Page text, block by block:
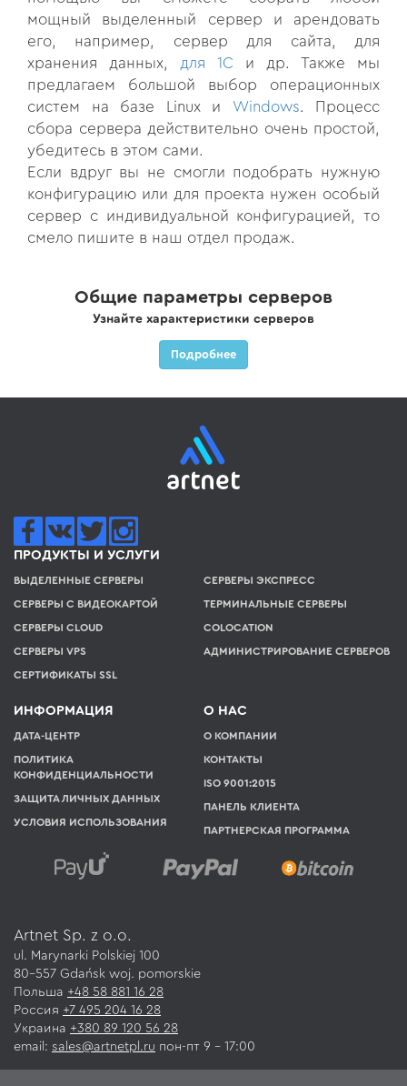
мощный выделенный сервер и арендовать
его, например, сервер для сайта, для
хранения данных,
для 1С и др. Также мы
предлагаем большой выбор операционных
систем на базе Linux и Windows. Процесс
сбора сервера действительно очень простой,
убедитесь в этом сами.
Если вдруг вы не смогли подобрать нужную
конфигурацию или для проекта нужен особый
сервер с индивидуальной конфигурацией, то
смело пишите в наш отдел продаж.
Общие параметры серверов
Узнайте характеристики серверов
Подробнее
ПРОДУКТЫ И УСЛУГИ
ВЫДЕЛЕННЫЕ СЕРВЕРЫ СЕРВЕРЫ ЭКСПРЕСС
СЕРВЕРЫ С ВИДЕОКАРТОЙ ТЕРМИНАЛЬНЫЕ СЕРВЕРЫ
СЕРВЕРЫ CLOUD COLOCATION
СЕРВЕРЫ VPS АДМИНИСТРИРОВАНИЕ СЕРВЕРОВ
СЕРТИФИКАТЫ SSL
ИНФОРМАЦИЯ
ДАТА-ЦЕНТР
ПОЛИТИКА
КОНФИДЕНЦИАЛЬНОСТИ
ЗАЩИТА ЛИЧНЫХ ДАННЫХ
УСЛОВИЯ ИСПОЛЬЗОВАНИЯ
О НАС
О КОМПАНИИ
КОНТАКТЫ
ISO 9001:2015
ПАНЕЛЬ КЛИЕНТА
ПАРТНЕРСКАЯ ПРОГРАММА
Artnet Sp. z o.o.
ul. Marynarki Polskiej 100
80-557 Gdańsk woj. pomorskie
Польша +48 58 881 16 28
Россия +7 495 204 16 28
Украина +380 89 120 56 28
email: sales@artnetpl.ru пон-пт 9 – 17:00